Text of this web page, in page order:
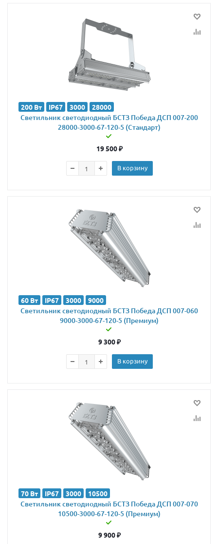
200 Вт IP67 3000 28000
Светильник светодиодный БСТЗ Победа ДСП 007-200
28000-3000-67-120-5 (Стандарт)
19 500₽
В корзину
60 Вт IP67 3000 9000
Светильник светодиодный БСТЗ Победа ДСП 007-060
9000-3000-67-120-5 (Премиум)
9 300₽
В корзину
70 Вт IP67 3000 10500
Светильник светодиодный БСТЗ Победа ДСП 007-070
10500-3000-67-120-5 (Премиум)
9 900₽